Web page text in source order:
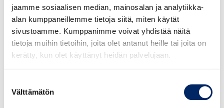
jaamme sosiaalisen median, mainosalan ja analytiikka-
alan kumppaneillemme tietoja siitä, miten käytät
sivustoamme. Kumppanimme voivat yhdistää näitä
tietoja muihin tietoihin, joita olet antanut heille tai joita on
kerätty, kun olet käyttänyt heidän palvelujaan.
valinta
Välttämätön
pienen käyttämällä mahdollisuuksien mukaan
julkisia liikennevälineitä. Tilaisuuksiemme
tarjoilussa suosimme kala-kasvisruokaa.
Valitse haluamasi lippu